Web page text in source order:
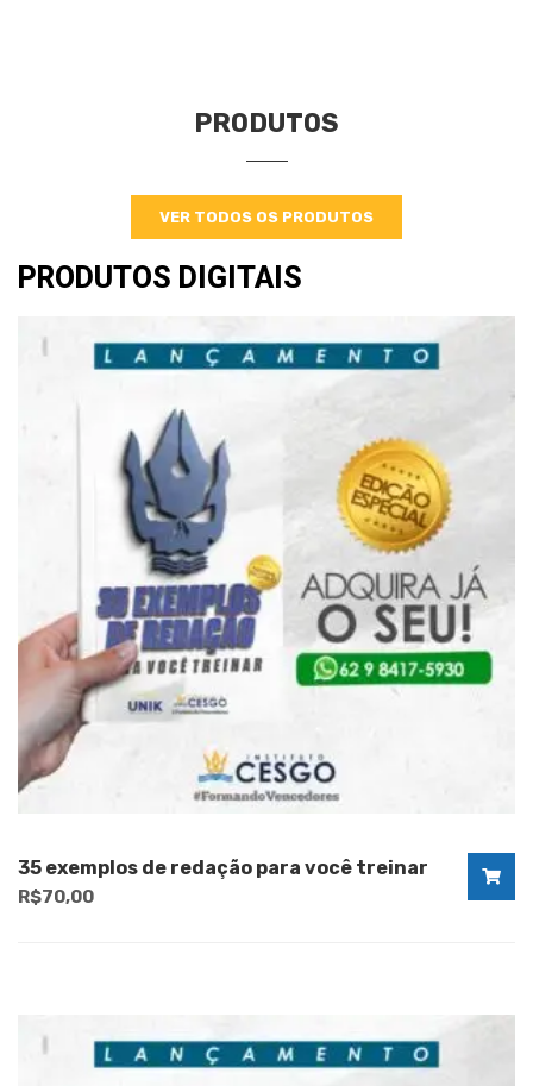
PRODUTOS
VER TODOS OS PRODUTOS
PRODUTOS DIGITAIS
35 exemplos de redação para você treinar
R$70,00